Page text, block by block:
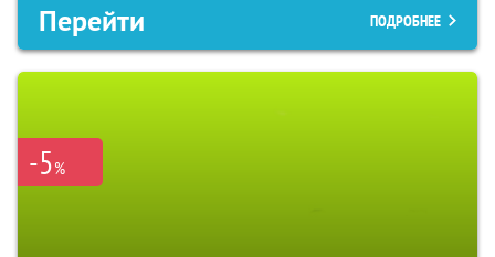
Перейти ПОДРОБНЕЕ
-5%